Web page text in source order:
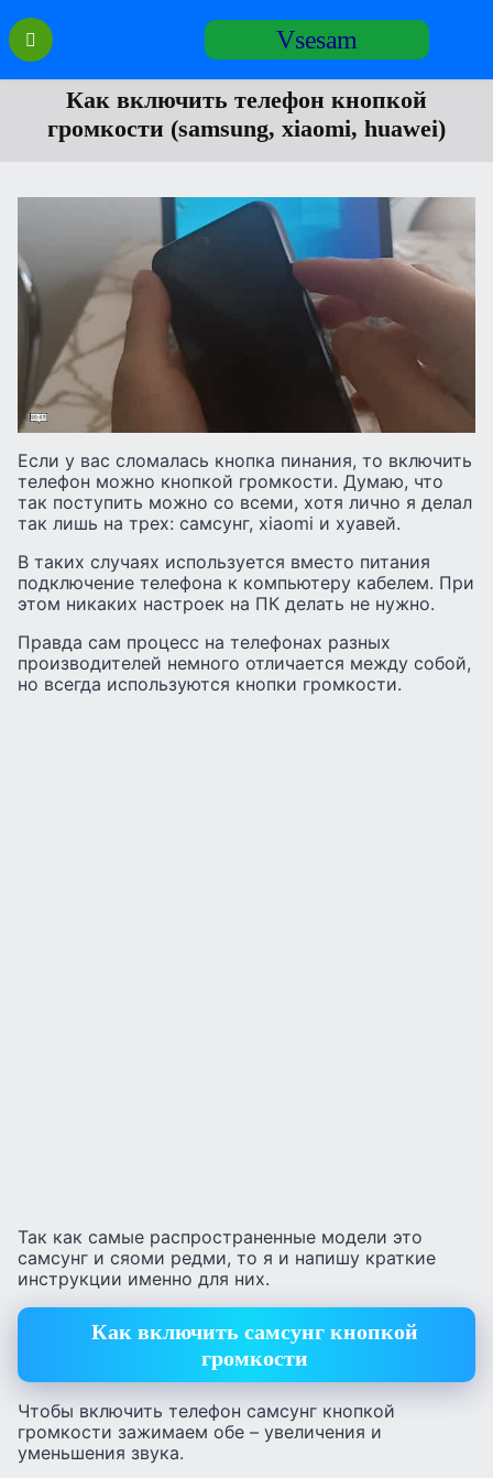
Перейти
содержанию
Vsesam
Как включить телефон кнопкой
громкости (samsung, xiaomi, huawei)
Если у вас сломалась кнопка пинания, то включить
телефон можно кнопкой громкости. Думаю, что
так поступить можно со всеми, хотя лично я делал
так лишь на трех: самсунг, xiaomi и хуавей.
В таких случаях используется вместо питания
подключение телефона к компьютеру кабелем. При
этом никаких настроек на ПК делать не нужно.
Правда сам процесс на телефонах разных
производителей немного отличается между собой,
но всегда используются кнопки громкости.
Так как самые распространенные модели это
самсунг и сяоми редми, то я и напишу краткие
инструкции именно для них.
Как включить самсунг кнопкой
громкости
Чтобы включить телефон самсунг кнопкой
громкости зажимаем обе – увеличения и
уменьшения звука.